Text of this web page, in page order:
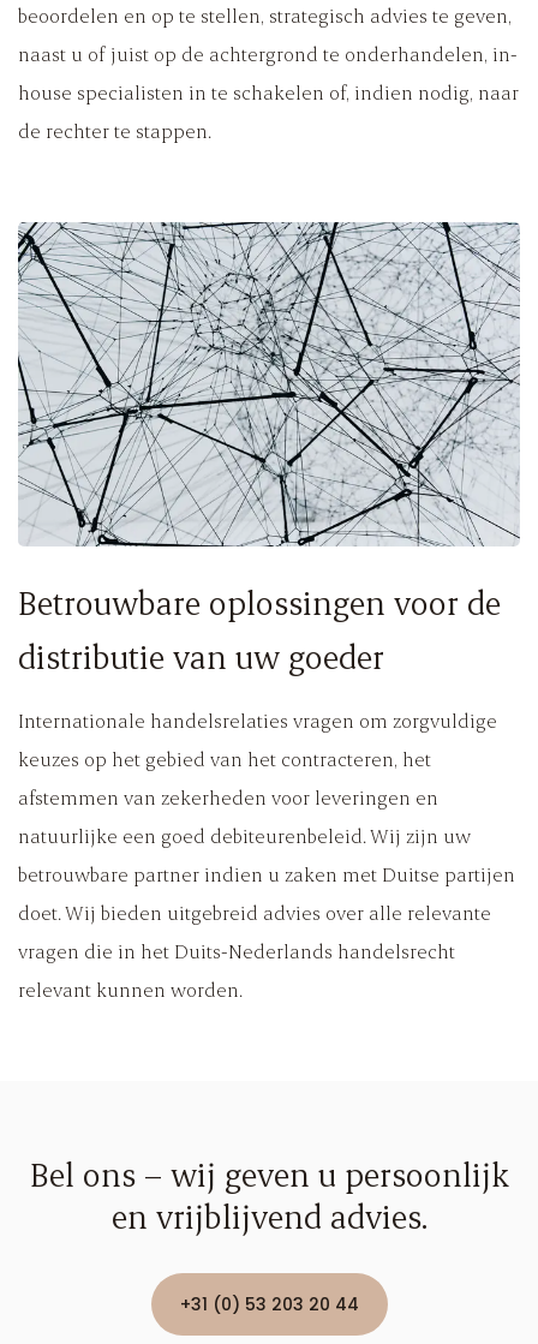
ondersteunen, bijvoorbeeld door: contracten te
beoordelen en op te stellen, strategisch advies te geven,
naast u of juist op de achtergrond te onderhandelen, in-
house specialisten in te schakelen of, indien nodig, naar
Betrouwbare oplossingen voor de
distributie van uw goederen
Internationale handelsrelaties vragen om zorgvuldige
keuzes op het gebied van het contracteren, het
afstemmen van zekerheden voor leveringen en
natuurlijke een goed debiteurenbeleid. Wij zijn uw
betrouwbare partner indien u zaken met Duitse partijen
doet. Wij bieden uitgebreid advies over alle relevante
vragen die in het Duits-Nederlands handelsrecht
Bel ons – wij geven u persoonlijk
en vrijblijvend advies.